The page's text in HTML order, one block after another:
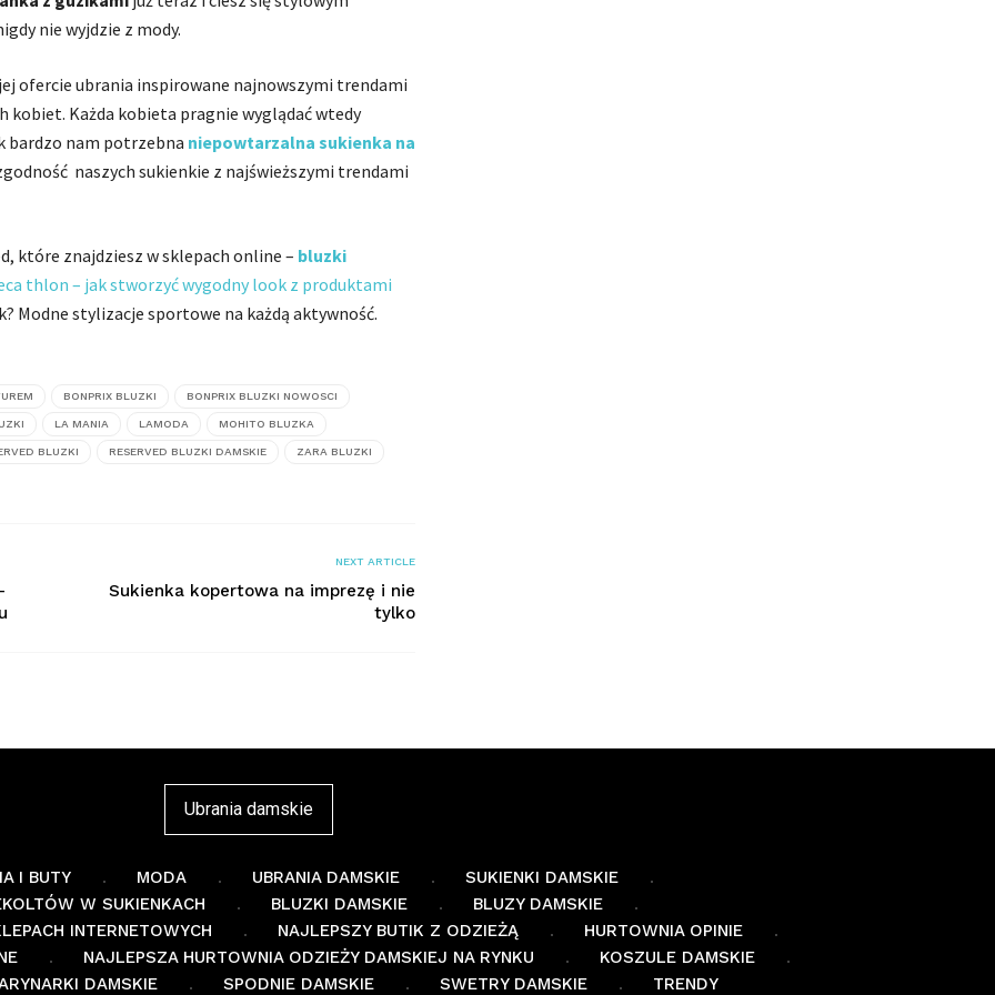
nie wyjdzie z mody.
ofercie ubrania inspirowane najnowszymi trendami
kobiet. Każda kobieta pragnie wyglądać wtedy
bardzo nam potrzebna niepowtarzalna sukienka na
naszych sukienkie z najświeższymi trendami
które znajdziesz w sklepach online – bluzki
thlon – jak stworzyć wygodny look z produktami
Modne stylizacje sportowe na każdą aktywność.
BONPRIX BLUZKI BONPRIX BLUZKI NOWOSCI
LA MANIA LAMODA MOHITO BLUZKA
BLUZKI RESERVED BLUZKI DAMSKIE ZARA BLUZKI
NEXT ARTICLE
Sukienka kopertowa na imprezę i nie
tylko
Ubrania damskie
I BUTY MODA UBRANIA DAMSKIE
SUKIENKI DAMSKIE
W SUKIENKACH
BLUZKI DAMSKIE
BLUZY DAMSKIE
INTERNETOWYCH
NAJLEPSZY BUTIK Z ODZIEŻĄ
HURTOWNIA OPINIE
NAJLEPSZA HURTOWNIA ODZIEŻY DAMSKIEJ NA RYNKU
KOSZULE DAMSKIE
DAMSKIE
SPODNIE DAMSKIE SWETRY DAMSKIE TRENDY